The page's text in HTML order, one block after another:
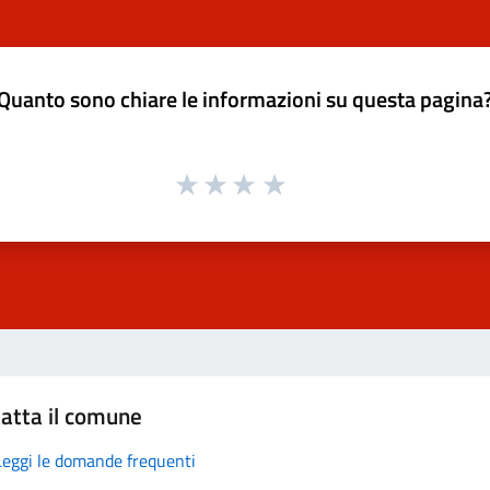
sono chiare le informazioni su questa
il comune
le domande frequenti